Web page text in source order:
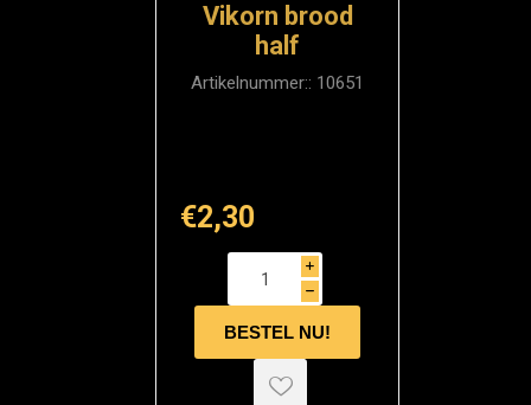
Vikorn brood
half
Artikelnummer:: 10651
€2,30
i
h